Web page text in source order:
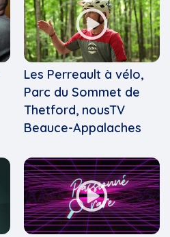
Les Perreault à vélo,
Parc du Sommet de
Thetford, nousTV
Beauce-Appalaches